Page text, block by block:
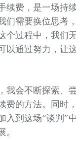
续费，是一场持
们需要换位思考
个过程中，我们
以通过努力，让
我会不断探索、
费的方法。同时
入到这场“谈判”